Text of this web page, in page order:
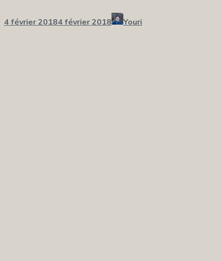
Publié
4 février 20184 février 2018 Auteur
Youri